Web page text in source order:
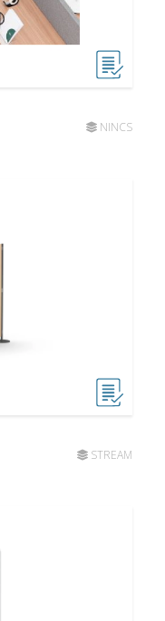
NINCS
STREAM